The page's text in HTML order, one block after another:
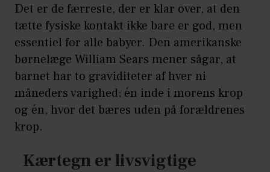
Det er de færreste, der er klar over, at den
tætte fysiske kontakt ikke bare er god, men
essentiel for alle babyer. Den amerikanske
børnelæge William Sears mener sågar, at
barnet har to graviditeter af hver ni
måneders varighed; én inde i morens krop
og én, hvor det bæres uden på forældrenes
krop.
Kærtegn er livsvigtige